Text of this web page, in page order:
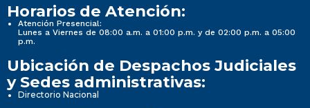
Nueva imagen (2) (2)
Nueva imagen (2) (2)
Horarios de Atención:
Atención Presencial:
Lunes a Viernes de 08:00 a.m. a 01:00 p.m. y de 02:00 p.m. a 05:00
p.m.
Ubicación de Despachos Judiciales
y Sedes administrativas:
Directorio Nacional